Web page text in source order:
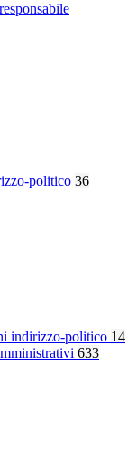
politico 36
indirizzo-politico 14
633